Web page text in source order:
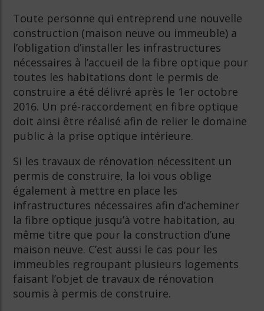
Toute personne qui entreprend une nouvelle
construction (maison neuve ou immeuble) a
l’obligation d’installer les infrastructures
nécessaires à l’accueil de la fibre optique pour
toutes les habitations dont le permis de
construire a été délivré après le 1er octobre
2016. Un pré-raccordement en fibre optique
doit ainsi être réalisé afin de relier le domaine
public à la prise optique intérieure.
Si les travaux de rénovation nécessitent un
permis de construire, la loi vous oblige
également à mettre en place les
infrastructures nécessaires afin d’acheminer
la fibre optique jusqu’à votre habitation, au
même titre que pour la construction d’une
maison neuve. C’est aussi le cas pour les
immeubles regroupant plusieurs logements
faisant l’objet de travaux de rénovation
soumis à permis de construire.